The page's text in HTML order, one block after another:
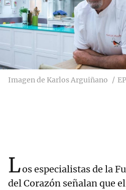
Imagen de Karlos Arguiñano EP
Los especialistas de la
del Corazón señalan que el